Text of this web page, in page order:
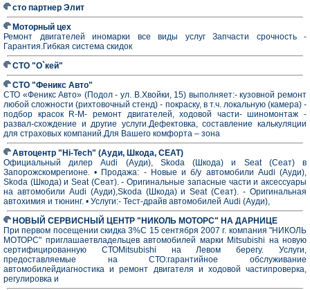
сто партнер Элит
Моторный цех
Ремонт двигателей иномарки все виды услуг Запчасти срочность -
Гарантия.Гибкая система скидок
СТО "О`кей"
СТО "Феникс Авто"
СТО «Феникс Авто» (Подол - ул. В.Хвойки, 15) выполняет:- кузовной ремонт
любой сложности (рихтовочный стенд) - покраску, в т.ч. локальную (камера) -
подбор красок R-M- ремонт двигателей, ходовой части- шиномонтаж -
развал-схождение и другие услуги.Дефектовка, составление калькуляции
для страховых компаний.Для Вашего комфорта – зона
Автоцентр "Hi-Tech" (Ауди, Шкода, СЕАТ)
Официальный дилер Audi (Ауди), Skoda (Шкода) и Seat (Сеат) в
Запорожскомрегионе. • Продажа: - Новые и б/у автомобили Audi (Ауди),
Skoda (Шкода) и Seat (Сеат). - Оригинальные запасные части и аксессуары
на автомобили Audi (Ауди),Skoda (Шкода) и Seat (Сеат). - Оригинальная
автохимия и тюнинг. • Услуги:- Тест-драйв автомобилей Audi (Ауди),
НОВЫЙ СЕРВИСНЫЙ ЦЕНТР "НИКОЛЬ МОТОРС" НА ДАРНИЦЕ
При первом посещении скидка 3%С 15 сентября 2007 г. компания "НИКОЛЬ
МОТОРС" приглашаетвладельцев автомобилей марки Mitsubishi на новую
сертифицированную СТОMitsubishi на Левом берегу. Услуги,
предоставляемые на СТО:гарантийное обслуживание
автомобилейдиагностика и ремонт двигателя и ходовой частипроверка,
регулировка и